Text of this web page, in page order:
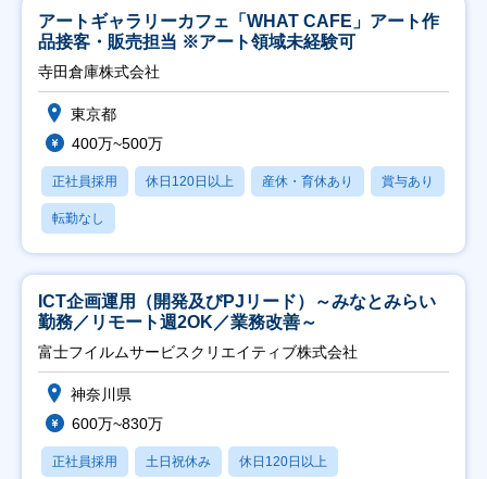
アートギャラリーカフェ「WHAT CAFE」アート作
品接客・販売担当 ※アート領域未経験可
寺田倉庫株式会社
東京都
400万~500万
正社員採用 休日120日以上 産休・育休あり 賞与あり
転勤なし
ICT企画運用（開発及びPJリード）～みなとみらい
勤務／リモート週2OK／業務改善～
富士フイルムサービスクリエイティブ株式会社
神奈川県
600万~830万
正社員採用 土日祝休み 休日120日以上